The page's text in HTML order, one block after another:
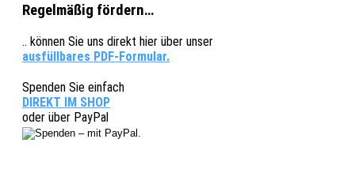
Regelmäßig fördern…
.. können Sie uns direkt hier über unser
ausfüllbares PDF-Formular.
Spenden Sie einfach
DIREKT IM SHOP
oder über PayPal